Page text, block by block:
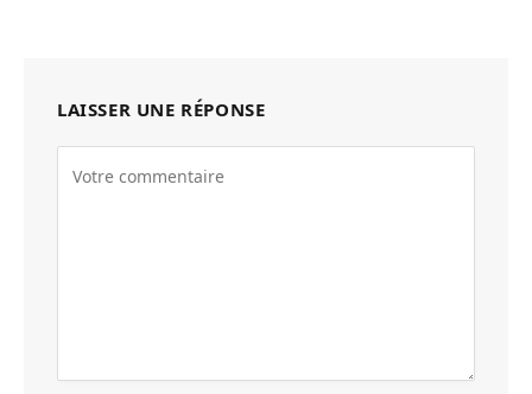
LAISSER UNE RÉPONSE